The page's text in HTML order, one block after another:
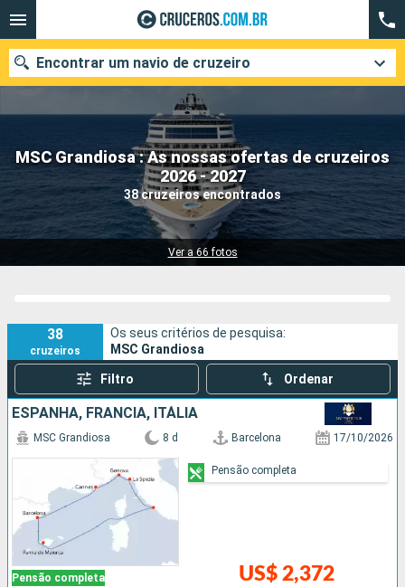
MSC Grandiosa : As nossas ofertas de cruzeiros
2026 - 2027
38 cruzeiros encontrados
Ver a 66 fotos
Encontrar um navio de cruzeiro
Quando ir?
Data de partida
38
cruzeiros
Os seus critérios de pesquisa:
MSC Grandiosa
Filtro Ordenar
ESPANHA, FRANCIA, ITÁLIA
Pensão completa
MSC Grandiosa 8 d Barcelona 17/10/2026
US$ 2,372
Pensão completa